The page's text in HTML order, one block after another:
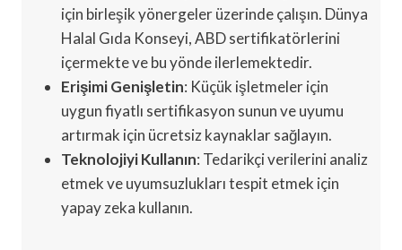
için birleşik yönergeler üzerinde çalışın. Dünya
Halal Gıda Konseyi, ABD sertifikatörlerini
içermekte ve bu yönde ilerlemektedir.
Erişimi Genişletin: Küçük işletmeler için
uygun fiyatlı sertifikasyon sunun ve uyumu
artırmak için ücretsiz kaynaklar sağlayın.
Teknolojiyi Kullanın: Tedarikçi verilerini analiz
etmek ve uyumsuzlukları tespit etmek için
yapay zeka kullanın.